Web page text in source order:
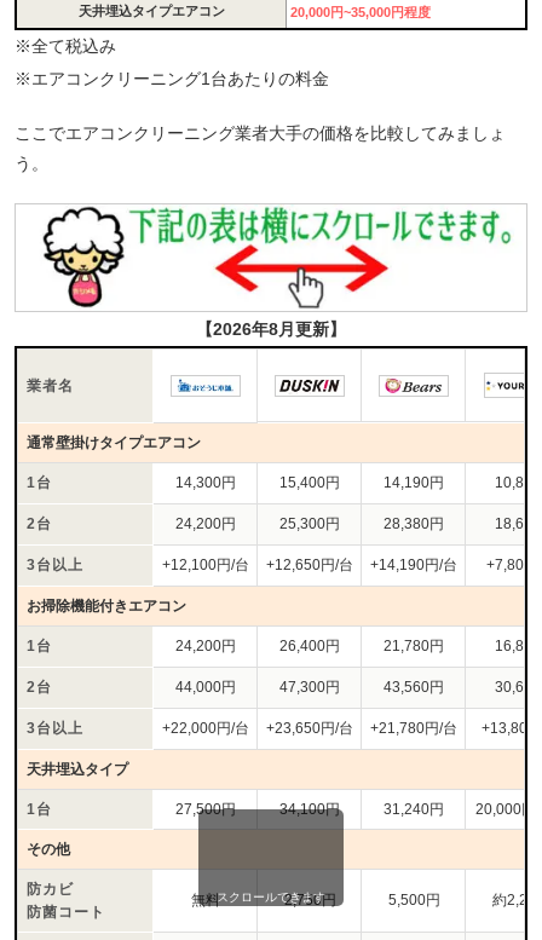
天井埋込タイプエアコン 20,000円~35,000円程度
※全て税込み
※エアコンクリーニング1台あたりの料金
ここでエアコンクリーニング業者大手の価格を比較してみましょ
う。
【2026年8月更新】
業者名
通常壁掛けタイプエアコン
1台 14,300円 15,400円 14,190円
2台 24,200円 25,300円 28,380円
3台以上 +12,100円/台 +12,650円/台 +14,190円/台 +7,800
お掃除機能付きエアコン
1台 24,200円 26,400円 21,780円
2台 44,000円 47,300円 43,560円
3台以上 +22,000円/台 +23,650円/台 +21,780円/台 +13,800
天井埋込タイプ
1台 27,500円 34,100円 31,240円 20,000円
その他
防カビ
防菌コート
無料 2,750円 5,500円 約
スクロールできます